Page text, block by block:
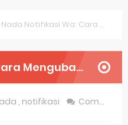
Windows 10
10
Nada Notifikasi Wa: Cara Mengubah Atau Mengganti Nada Notifikasi Whatsapp
Nada Notifikasi Whatsapp
, notifikasi Comment